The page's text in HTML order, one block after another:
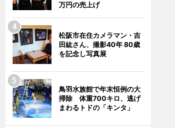
万円の売上げ
松阪市在住カメラマン・吉
田紘さん、撮影40年 80歳
を記念し写真展
鳥羽水族館で年末恒例の大
掃除 体重700キロ、逃げ
まわるトドの「キンタ」